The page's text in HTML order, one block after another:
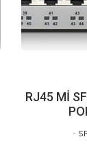
RJ45 Mİ
-